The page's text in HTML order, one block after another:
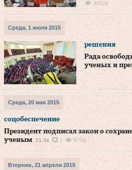
30028
Среда, 1 июля 2015
решения
Рада
ученых и
Среда, 20 мая 2015
соцобеспечение
Президент подписал закон о
ученым
21:34 1 9758
Вторник, 21 апреля 2015